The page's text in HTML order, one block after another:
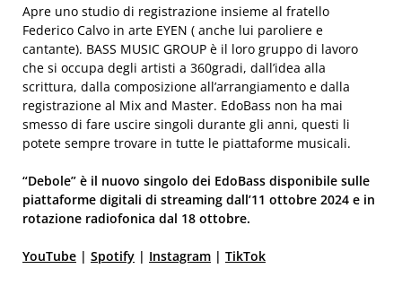
Apre uno studio di registrazione insieme al fratello
Federico Calvo in arte EYEN ( anche lui paroliere e
cantante). BASS MUSIC GROUP è il loro gruppo di lavoro
che si occupa degli artisti a 360gradi, dall’idea alla
scrittura, dalla composizione all’arrangiamento e dalla
registrazione al Mix and Master. EdoBass non ha mai
smesso di fare uscire singoli durante gli anni, questi li
potete sempre trovare in tutte le piattaforme musicali.
“Debole” è il nuovo singolo dei EdoBass disponibile sulle
piattaforme digitali di streaming dall’11 ottobre 2024 e in
rotazione radiofonica dal 18 ottobre.
YouTube | Spotify | Instagram | TikTok